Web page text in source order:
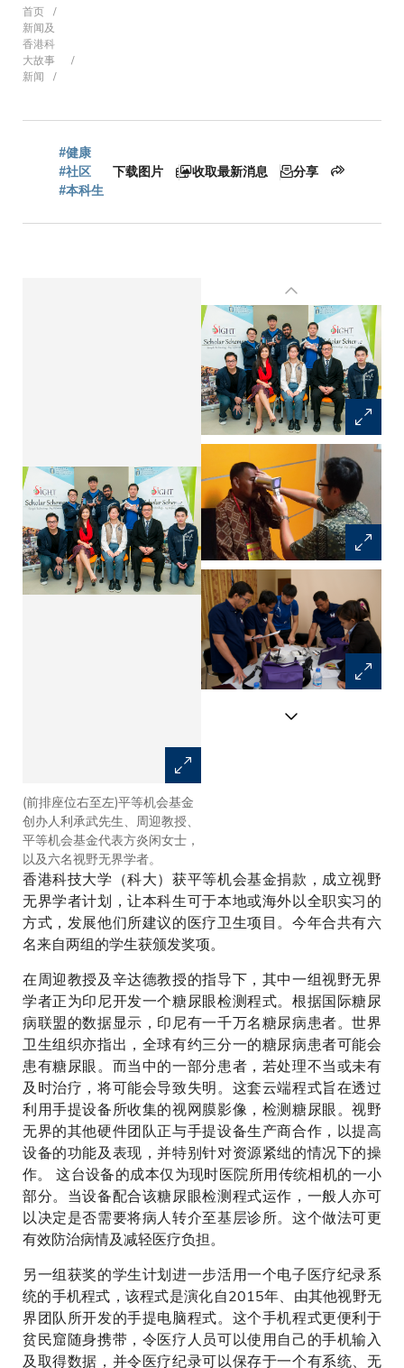
面
包
屑
首页
新闻及
香港科
大故事
新闻
#健康
#社区
#本科生
下载图片 收取最新消息 分享
(前排座位右至左)平等机会基金
创办人利承武先生、周迎教授、
平等机会基金代表方炎闲女士，
以及六名视野无界学者。
香港科技大学（科大）获平等机会基金捐款，成立视野
无界学者计划，让本科生可于本地或海外以全职实习的
方式，发展他们所建议的医疗卫生项目。今年合共有六
名来自两组的学生获颁发奖项。
在周迎教授及辛达德教授的指导下，其中一组视野无界
学者正为印尼开发一个糖尿眼检测程式。根据国际糖尿
病联盟的数据显示，印尼有一千万名糖尿病患者。世界
卫生组织亦指出，全球有约三分一的糖尿病患者可能会
患有糖尿眼。而当中的一部分患者，若处理不当或未有
及时治疗，将可能会导致失明。这套云端程式旨在透过
利用手提设备所收集的视网膜影像，检测糖尿眼。视野
无界的其他硬件团队正与手提设备生产商合作，以提高
设备的功能及表现，并特别针对资源紧绌的情况下的操
作。 这台设备的成本仅为现时医院所用传统相机的一小
部分。当设备配合该糖尿眼检测程式运作，一般人亦可
以决定是否需要将病人转介至基层诊所。这个做法可更
有效防治病情及减轻医疗负担。
另一组获奖的学生计划进一步活用一个电子医疗纪录系
统的手机程式，该程式是演化自2015年、由其他视野无
界团队所开发的手提电脑程式。这个手机程式更便利于
贫民窟随身携带，令医疗人员可以使用自己的手机输入
及取得数据，并令医疗纪录可以保存于一个有系统、无